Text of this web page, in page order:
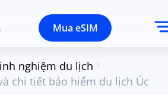
Mua eSIM
nghiệm du lịch
chi tiết bảo hiểm du lịch Úc